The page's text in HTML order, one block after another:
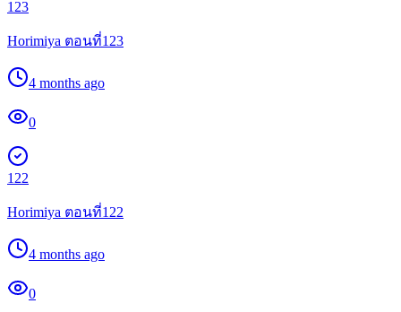
123
Horimiya ตอนที่123
4 months ago
0
122
Horimiya ตอนที่122
4 months ago
0